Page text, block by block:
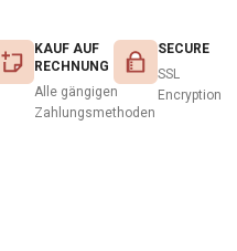
KAUF AUF
RECHNUNG
Alle gängigen
Zahlungsmethoden
SECURE
SSL
Encryption